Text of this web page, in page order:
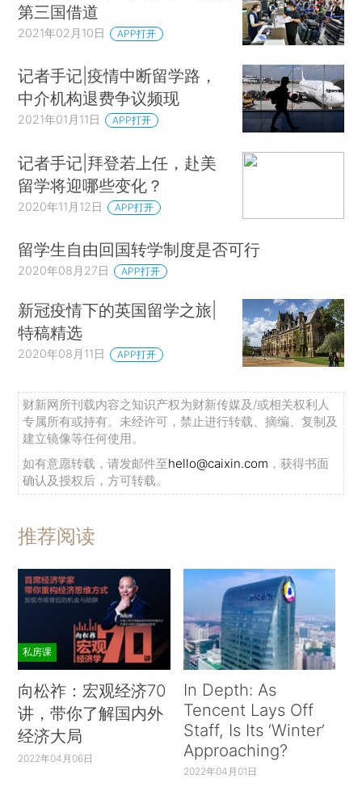
第三国借道
2021年02月10日 APP打开
记者手记|疫情中断留学路，
中介机构退费争议频现
2021年01月11日 APP打开
记者手记|拜登若上任，赴美
留学将迎哪些变化？
2020年11月12日 APP打开
留学生自由回国转学制度是否可行
2020年08月27日 APP打开
新冠疫情下的英国留学之旅|
特稿精选
2020年08月11日 APP打开
财新网所刊载内容之知识产权为财新传媒及/或相关权利人
专属所有或持有。未经许可，禁止进行转载、摘编、复制及
建立镜像等任何使用。
如有意愿转载，请发邮件至hello@caixin.com ，获得书面
确认及授权后，方可转载。
推荐阅读
私房课
向松祚：宏观经济70
讲，带你了解国内外
经济大局
2022年04月06日
In Depth: As
Tencent Lays Off
Staff, Is Its ‘Winter’
Approaching?
2022年04月01日